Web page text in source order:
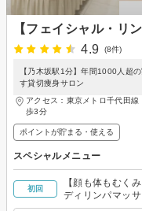
【フェイシャル・リ
4.9
(8件)
【乃木坂駅1分】年間1000人超
す貸切痩身サロン
アクセス：東京メトロ千代田
歩3分
ポイントが貯まる・使える
スペシャルメニュー
初回
【顔も体もむく
ディリンパマッ